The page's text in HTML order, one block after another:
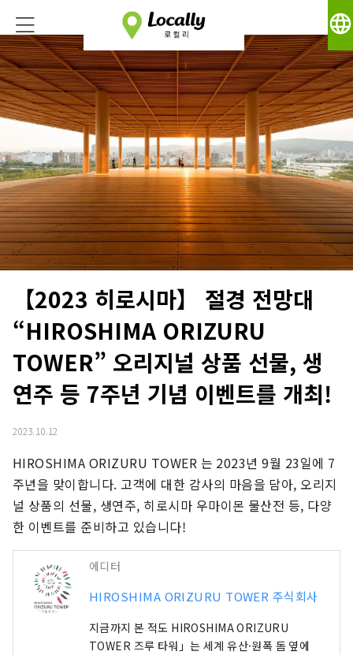
language
【2023 히로시마】 절경 전망대
“HIROSHIMA ORIZURU
TOWER” 오리지널 상품 선물, 생
연주 등 7주년 기념 이벤트를 개최!
2023.10.12
HIROSHIMA ORIZURU TOWER 는 2023년 9월 23일에 7
주년을 맞이합니다. 고객에 대한 감사의 마음을 담아, 오리지
널 상품의 선물, 생연주, 히로시마 우마이몬 물산전 등, 다양
한 이벤트를 준비하고 있습니다!
에디터
HIROSHIMA ORIZURU TOWER 주식회사
지금까지 본 적도 HIROSHIMA ORIZURU
TOWER 즈루 타워」는 세계 유산·원폭 돔 옆에